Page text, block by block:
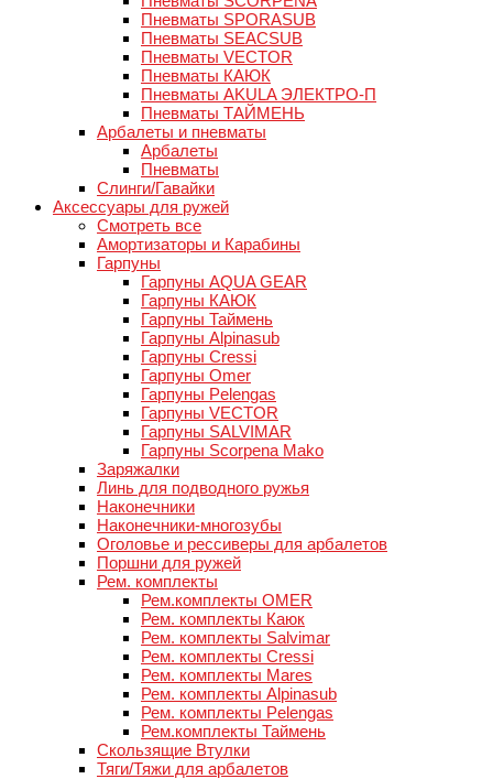
Пневматы SPORASUB
Пневматы SEACSUB
Пневматы VECTOR
Пневматы КАЮК
Пневматы AKULA ЭЛЕКТРО-П
Пневматы ТАЙМЕНЬ
Арбалеты и пневматы
Арбалеты
Пневматы
Слинги/Гавайки
Аксессуары для ружей
Смотреть все
Амортизаторы и Карабины
Гарпуны
Гарпуны AQUA GEAR
Гарпуны КАЮК
Гарпуны Таймень
Гарпуны Alpinasub
Гарпуны Cressi
Гарпуны Omer
Гарпуны Pelengas
Гарпуны VECTOR
Гарпуны SALVIMAR
Гарпуны Scorpena Mako
Заряжалки
Линь для подводного ружья
Наконечники
Наконечники-многозубы
Оголовье и рессиверы для арбалетов
Поршни для ружей
Рем. комплекты
Рем.комплекты OMER
Рем. комплекты Каюк
Рем. комплекты Salvimar
Рем. комплекты Cressi
Рем. комплекты Mares
Рем. комплекты Alpinasub
Рем. комплекты Pelengas
Рем.комплекты Таймень
Скользящие Втулки
Тяги/Тяжи для арбалетов